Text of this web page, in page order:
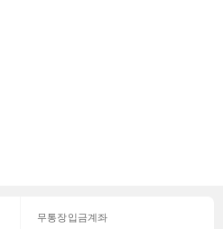
무통장입금계좌